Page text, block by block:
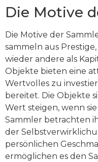
Die Motive
Die Motive der
sammeln aus
wieder andere als
Objekte bieten eine
Wertvolles zu
bereitet. Die Objekte
Wert steigen, wenn
Sammler betrachten
der
persönlichen
ermöglichen es den